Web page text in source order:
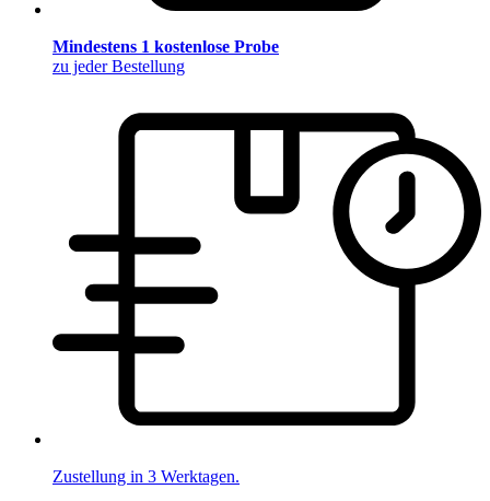
Mindestens 1 kostenlose Probe
zu jeder Bestellung
Zustellung in 3 Werktagen.